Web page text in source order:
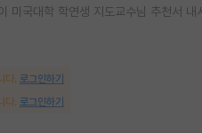
미국대학 학연생 지도교수님 추천서 내
다. 로그인하기
다. 로그인하기